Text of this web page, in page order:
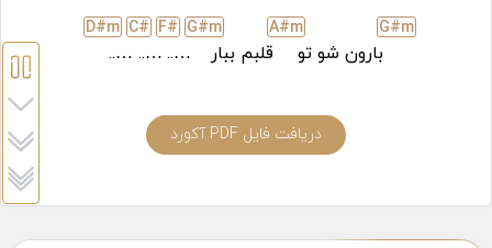
G#m
بارون شو تو
A#m
قلبم ببار
G#m
…..
F#
…..
C#
…..
D#m
دریافت فایل PDF آکورد